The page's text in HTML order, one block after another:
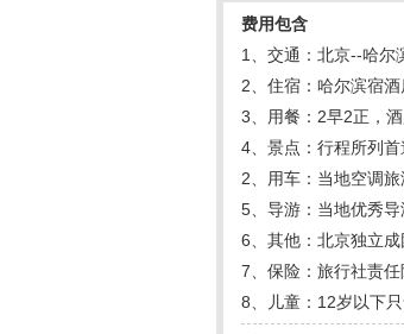
费用包含
1、交通：北京--哈尔
2、住宿：哈尔滨宿
3、用餐：2早2正，
4、景点：行程所列
2、用车：当地空调
5、导游：当地优秀导
6、其他：北京独立
7、保险：旅行社责任
8、儿童：12岁以下